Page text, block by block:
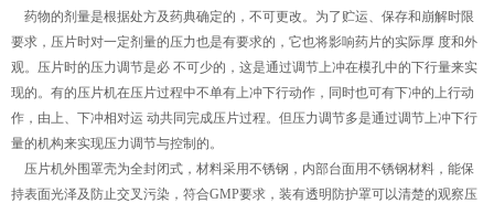
药物的剂量是根据处方及药典确定的，不可更改。为了贮运、保存和崩解时限
要求，压片时对一定剂量的压力也是有要求的，它也将影响药片的实际厚 度和外
观。压片时的压力调节是必 不可少的，这是通过调节上冲在模孔中的下行量来实
现的。有的压片机在压片过程中不单有上冲下行动作，同时也可有下冲的上行动
作，由上、下冲相对运 动共同完成压片过程。但压力调节多是通过调节上冲下行
量的机构来实现压力调节与控制的。
压片机外围罩壳为全封闭式，材料采用不锈钢，内部台面用不锈钢材料，能保
持表面光泽及防止交叉污染，符合GMP要求，装有透明防护罩可以清楚的观察压